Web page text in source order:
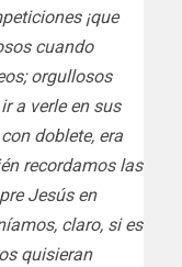
¡que
cuando
orgullosos
a verle en sus
doblete, era
recordamos las
Jesús en
claro, si es
quisieran